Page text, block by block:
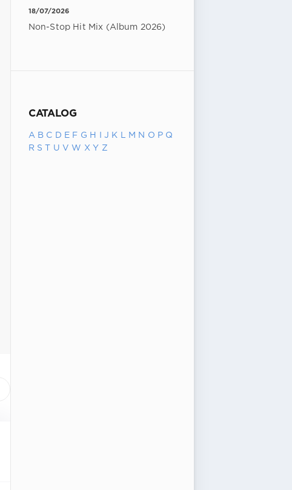
18/07/2026
Non-Stop Hit Mix (Album 2026)
CATALOG
A B C D E F G H J K M N O P Q
R S U V W X Y Z